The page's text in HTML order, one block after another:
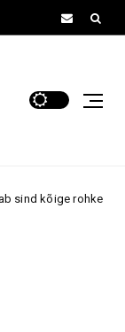
valik võib